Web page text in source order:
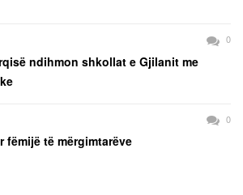
0
ndihmon shkollat e Gjilanit me
0
fëmijë të mërgimtarëve